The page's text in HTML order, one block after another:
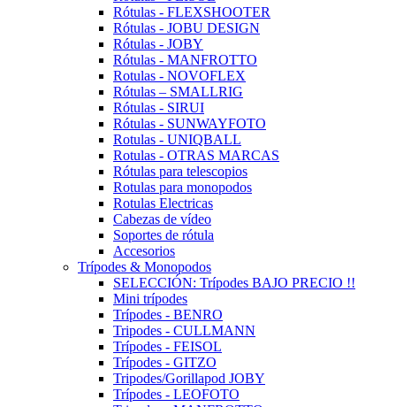
Rótulas - FLEXSHOOTER
Rótulas - JOBU DESIGN
Rótulas - JOBY
Rótulas - MANFROTTO
Rotulas - NOVOFLEX
Rótulas – SMALLRIG
Rótulas - SIRUI
Rótulas - SUNWAYFOTO
Rotulas - UNIQBALL
Rotulas - OTRAS MARCAS
Rótulas para telescopios
Rotulas para monopodos
Rotulas Electricas
Cabezas de vídeo
Soportes de rótula
Accesorios
Trípodes & Monopodos
SELECCIÓN: Trípodes BAJO PRECIO !!
Mini trípodes
Trípodes - BENRO
Tripodes - CULLMANN
Trípodes - FEISOL
Trípodes - GITZO
Tripodes/Gorillapod JOBY
Trípodes - LEOFOTO